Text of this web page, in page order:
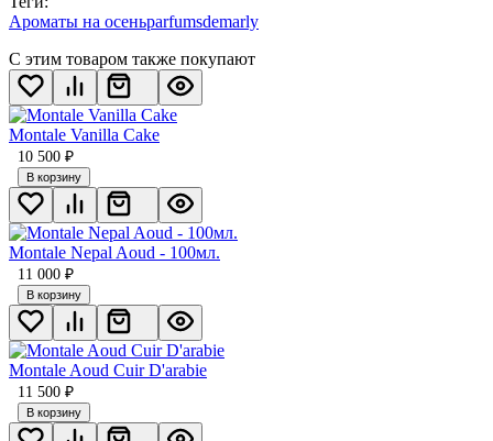
Ароматы на осеньparfumsdemarly
С этим товаром также покупают
Montale Vanilla Cake
10 500 ₽
В корзину
Montale Nepal Aoud - 100мл.
11 000 ₽
В корзину
Montale Aoud Cuir D'arabie
11 500 ₽
В корзину